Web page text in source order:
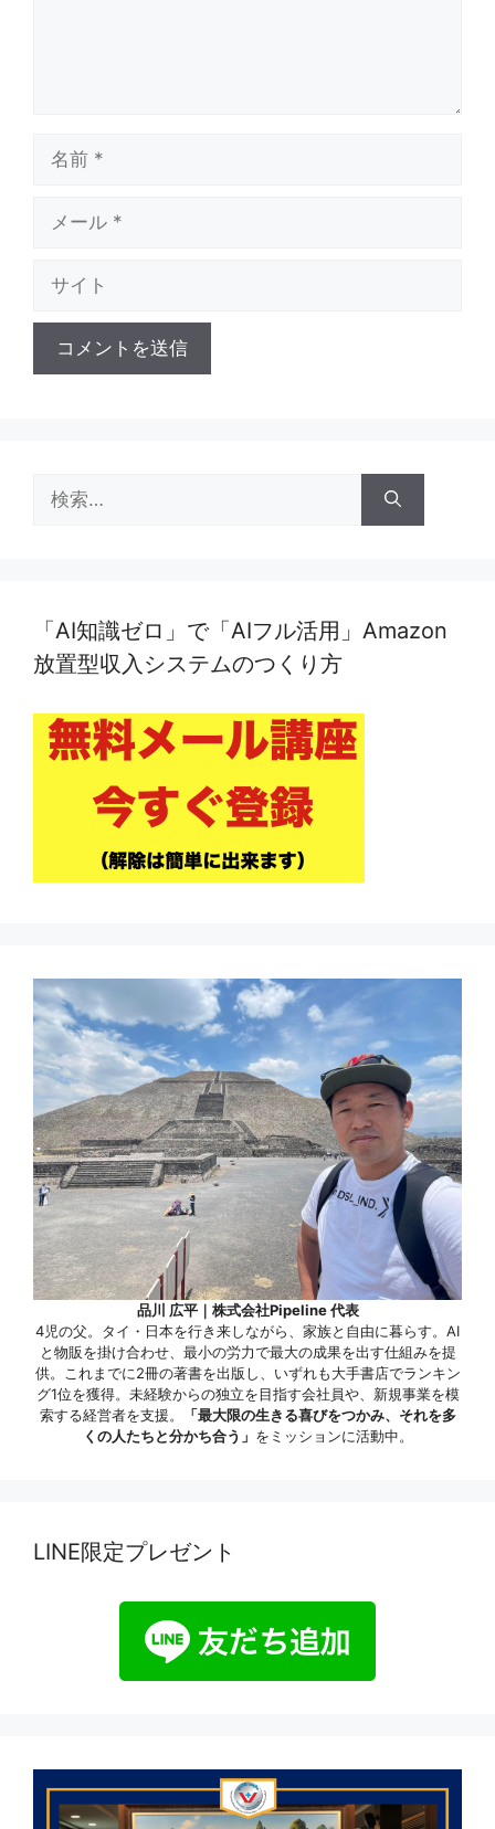
ト
索:
「AI知識ゼロ」で「AIフル活用」Amazon
放置型収入システムのつくり方
品川 広平｜株式会社Pipeline 代表
4児の父。タイ・日本を行き来しながら、家族と自由に暮らす。AI
と物販を掛け合わせ、最小の労力で最大の成果を出す仕組みを提
供。これまでに2冊の著書を出版し、いずれも大手書店でランキン
グ1位を獲得。未経験からの独立を目指す会社員や、新規事業を模
索する経営者を支援。
「最大限の生きる喜びをつかみ、それを多
くの人たちと分かち合う」 をミッションに活動中。
LINE限定プレゼント